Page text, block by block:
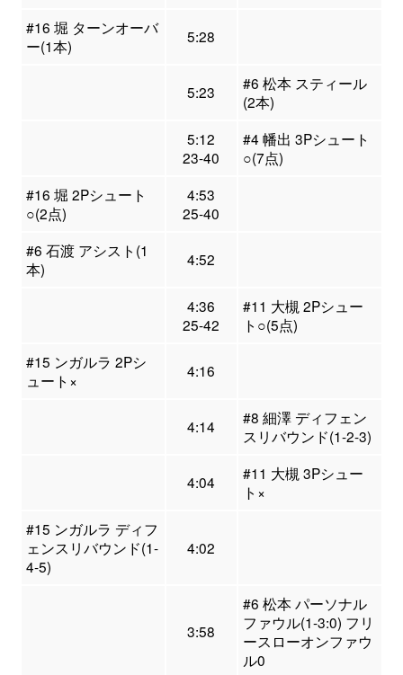
#16 堀 ターンオーバ
ー(1本)
5:28
5:23
#6 松本 スティール
(2本)
5:12
23-40
#4 幡出 3Pシュート
○(7点)
#16 堀 2Pシュート
○(2点)
4:53
25-40
#6 石渡 アシスト(1
本)
4:52
4:36
25-42
#11 大槻 2Pシュー
ト○(5点)
#15 ンガルラ 2Pシ
ュート×
4:16
4:14
#8 細澤 ディフェン
スリバウンド(1-2-3)
4:04
#11 大槻 3Pシュー
ト×
#15 ンガルラ ディフ
ェンスリバウンド(1-
4-5)
4:02
3:58
#6 松本 パーソナル
ファウル(1-3:0) フリ
ースローオンファウ
ル0